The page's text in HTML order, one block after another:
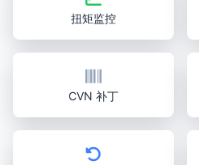
扭矩监控
CVN 补丁